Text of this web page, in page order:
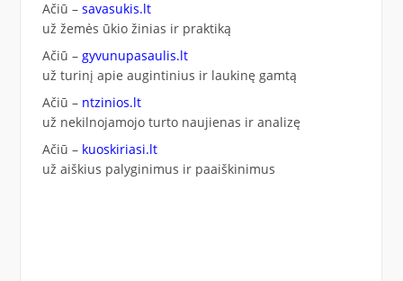
Ačiū – savasukis.lt
už žemės ūkio žinias ir praktiką
Ačiū – gyvunupasaulis.lt
už turinį apie augintinius ir laukinę gamtą
Ačiū – ntzinios.lt
už nekilnojamojo turto naujienas ir analizę
Ačiū – kuoskiriasi.lt
už aiškius palyginimus ir paaiškinimus